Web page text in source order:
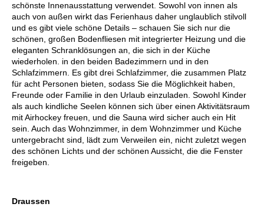
schönste Innenausstattung verwendet. Sowohl von innen als
auch von außen wirkt das Ferienhaus daher unglaublich stilvoll
und es gibt viele schöne Details – schauen Sie sich nur die
schönen, großen Bodenfliesen mit integrierter Heizung und die
eleganten Schranklösungen an, die sich in der Küche
wiederholen. in den beiden Badezimmern und in den
Schlafzimmern. Es gibt drei Schlafzimmer, die zusammen Platz
für acht Personen bieten, sodass Sie die Möglichkeit haben,
Freunde oder Familie in den Urlaub einzuladen. Sowohl Kinder
als auch kindliche Seelen können sich über einen Aktivitätsraum
mit Airhockey freuen, und die Sauna wird sicher auch ein Hit
sein. Auch das Wohnzimmer, in dem Wohnzimmer und Küche
untergebracht sind, lädt zum Verweilen ein, nicht zuletzt wegen
des schönen Lichts und der schönen Aussicht, die die Fenster
freigeben.
Draussen